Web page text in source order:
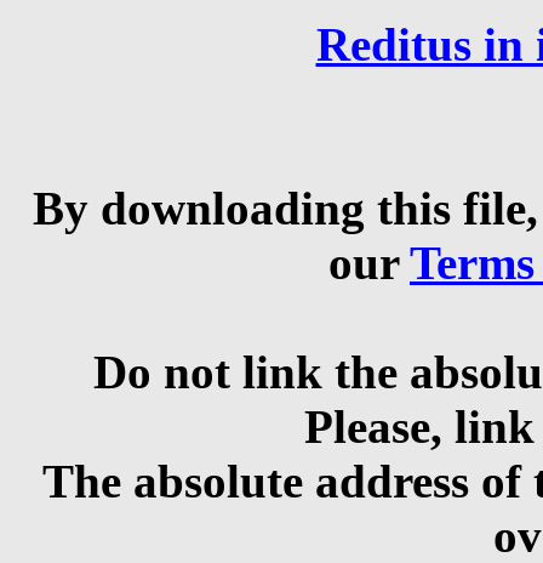
Reditus in
By downloading this
our
Do not link the
Please,
The absolute address